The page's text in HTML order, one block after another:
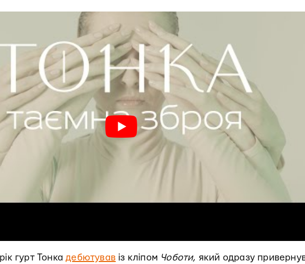
гурт Тонкадебютував із кліпом Чоботи, який одразу